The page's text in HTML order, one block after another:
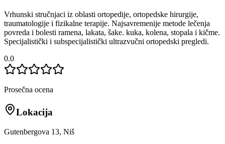
Vrhunski stručnjaci iz oblasti ortopedije, ortopedske hirurgije,
traumatologije i fizikalne terapije. Najsavremenije metode lečenja
povreda i bolesti ramena, lakata, šake. kuka, kolena, stopala i kičme.
Specijalistički i subspecijalistički ultrazvučni ortopedski pregledi.
0.0
Prosečna ocena
Lokacija
Gutenbergova 13, Niš